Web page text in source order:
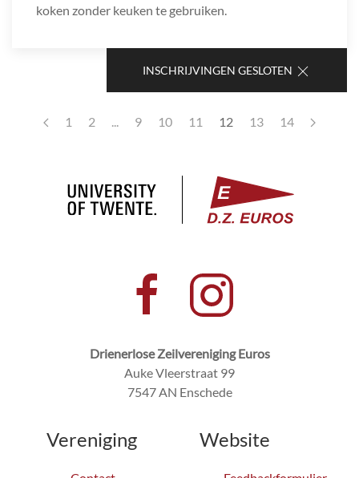
koken zonder keuken te gebruiken.
INSCHRIJVINGEN GESLOTEN
1 2 ... 9 10 11 12 13 14
Drienerlose Zeilvereniging Euros
Auke Vleerstraat 99
7547 AN Enschede
Vereniging Website